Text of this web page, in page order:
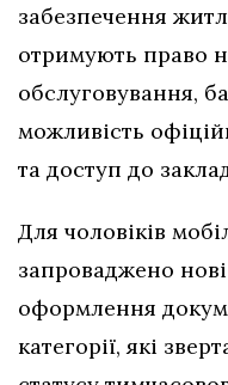
забезпечення
отримують право
обслуговування,
можливість
та доступ до
Для чоловіків
запроваджено
оформлення
категорії, які